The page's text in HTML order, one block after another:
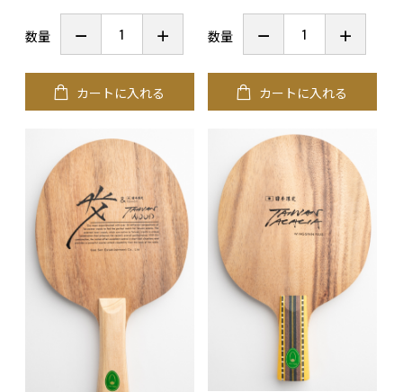
数量
カートに入れる
数量
カートに入れる